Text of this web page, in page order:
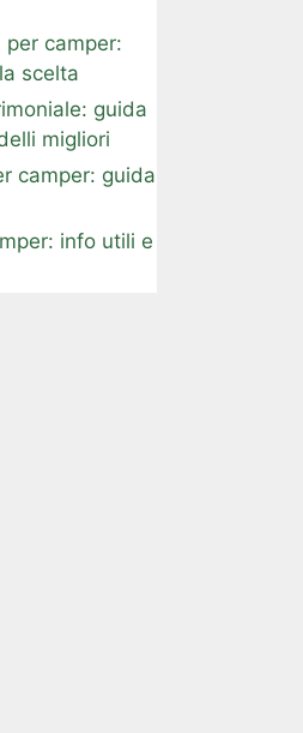
per camper:
scelta
guida
migliori
camper: guida
info utili e